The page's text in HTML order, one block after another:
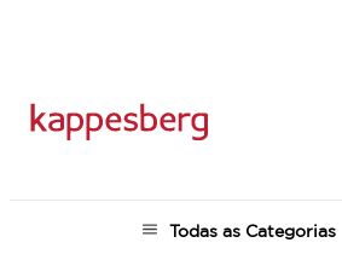
Todas as Categorias